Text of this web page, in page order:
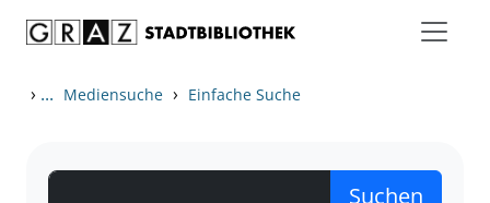
› ... Mediensuche › Einfache Suche